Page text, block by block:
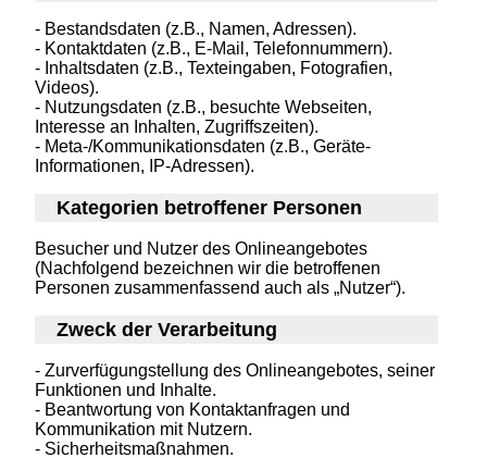
- Bestandsdaten (z.B., Namen, Adressen).
- Kontaktdaten (z.B., E-Mail, Telefonnummern).
- Inhaltsdaten (z.B., Texteingaben, Fotografien,
Videos).
- Nutzungsdaten (z.B., besuchte Webseiten,
Interesse an Inhalten, Zugriffszeiten).
- Meta-/Kommunikationsdaten (z.B., Geräte-
Informationen, IP-Adressen).
Kategorien betroffener Personen
Besucher und Nutzer des Onlineangebotes
(Nachfolgend bezeichnen wir die betroffenen
Personen zusammenfassend auch als „Nutzer“).
Zweck der Verarbeitung
- Zurverfügungstellung des Onlineangebotes, seiner
Funktionen und Inhalte.
- Beantwortung von Kontaktanfragen und
Kommunikation mit Nutzern.
- Sicherheitsmaßnahmen.